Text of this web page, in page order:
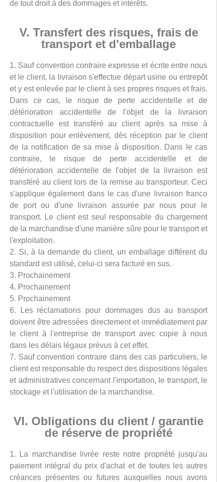
de tout droit à des dommages et intérêts.
V. Transfert des risques, frais de
transport et d'emballage
1. Sauf convention contraire expresse et écrite entre nous
et le client, la livraison s'effectue départ usine ou entrepôt
et y est enlevée par le client à ses propres risques et frais.
Dans ce cas, le risque de perte accidentelle et de
détérioration accidentelle de l'objet de la livraison
contractuelle est transféré au client après sa mise à
disposition pour enlèvement, dès réception par le client
de la notification de sa mise à disposition. Dans le cas
contraire, le risque de perte accidentelle et de
détérioration accidentelle de l'objet de la livraison est
transféré au client lors de la remise au transporteur. Ceci
s'applique également dans le cas d'une livraison franco
de port ou d'une livraison assurée par nous pour le
transport. Le client est seul responsable du chargement
de la marchandise d'une manière sûre pour le transport et
l'exploitation.
2. Si, à la demande du client, un emballage différent du
standard est utilisé, celui-ci sera facturé en sus.
3. Prochainement
4. Prochainement
5. Prochainement
6. Les réclamations pour dommages dus au transport
doivent être adressées directement et immédiatement par
le client à l'entreprise de transport avec copie à nous
dans les délais légaux prévus à cet effet.
7. Sauf convention contraire dans des cas particuliers, le
client est responsable du respect des dispositions légales
et administratives concernant l'importation, le transport, le
stockage et l'utilisation de la marchandise.
VI. Obligations du client / garantie
de réserve de propriété
1. La marchandise livrée reste notre propriété jusqu'au
paiement intégral du prix d'achat et de toutes les autres
créances présentes ou futures auxquelles nous avons